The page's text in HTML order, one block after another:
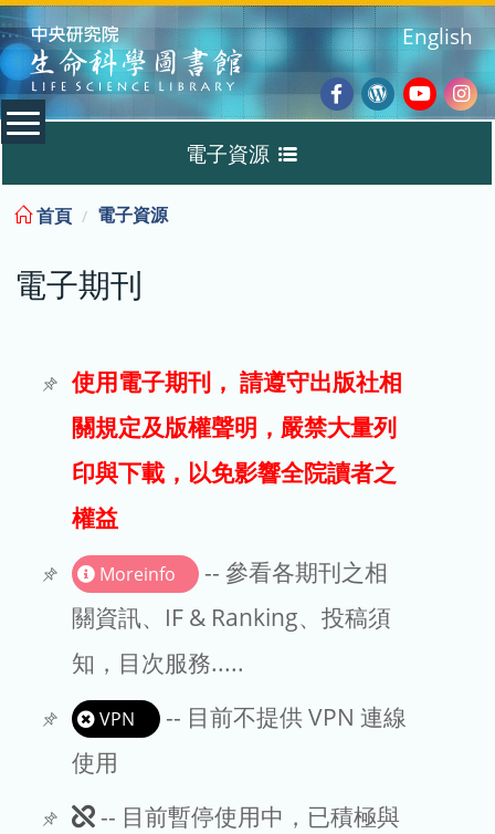
:::
Facebook
Wordpress
English
電子資源
電子期刊
試用
文章處理費
EndNote
首頁 電子資源
電子期刊
使用電子期刊， 請遵守出版社相
關規定及版權聲明，嚴禁大量列
印與下載，以免影響全院讀者之
權益
Moreinfo
-- 參看各期刊之相
關資訊、IF & Ranking、投稿須
知，目次服務.....
VPN
-- 目前不提供 VPN 連線
使用
此
-- 目前暫停使用中，已積極與